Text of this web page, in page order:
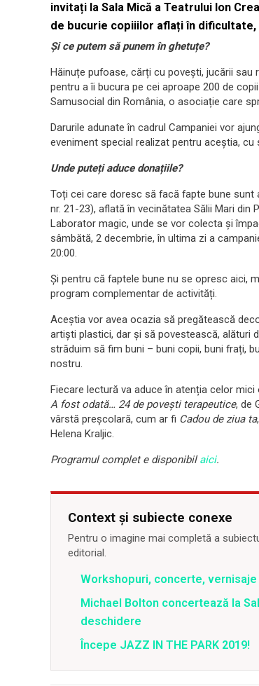
invitați la Sala Mică a Teatrului Ion
de bucurie copiiilor aflați în
Și ce putem să punem în ghetuțe?
Hăinuțe pufoase, cărți cu povești, jucării
pentru a îi bucura pe cei aproape 200 de
Samusocial din România, o asociație care
Darurile adunate în cadrul Campaniei vor
eveniment special realizat pentru aceștia, cu
Unde puteți aduce donațiile?
Toți cei care doresc să facă fapte bune sunt
nr. 21-23), aflată în vecinătatea Sălii Mari
Laborator magic, unde se vor colecta și
sâmbătă, 2 decembrie, în ultima zi a
20:00.
Și pentru că faptele bune nu se opresc aici,
program complementar de activități.
Aceștia vor avea ocazia să pregătească
artiști plastici, dar și să povestească, alături
străduim să fim buni – buni copii, buni frați,
nostru.
Fiecare lectură va aduce în atenția celor mici
A fost odată… 24 de povești terapeutice, de
vârstă preșcolară, cum ar fi Cadou de ziua ta
Helena Kraljic.
Programul complet e disponibilaici.
Context și subiecte conexe
Pentru o imagine mai completă a
editorial.
Workshopuri, concerte, vernisaje
Michael Bolton concertează la
deschidere
Începe JAZZ IN THE PARK 2019!